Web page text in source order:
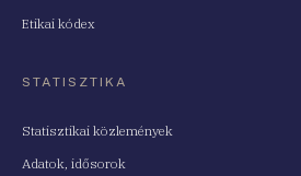
Etikai kódex
STATISZTIKA
Statisztikai közlemények
Adatok, idősorok